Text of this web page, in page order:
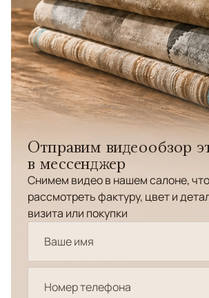
Отправим видеообзор
в мессенджер
Снимем видео в нашем салоне,
рассмотреть фактуру, цвет и
визита или покупки